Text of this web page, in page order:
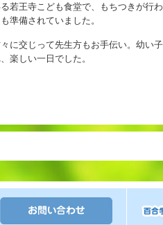
若王寺こども食堂で、もちつきが行
準備されていました。
に交じって先生方もお手伝い。幼い
楽しい一日でした。